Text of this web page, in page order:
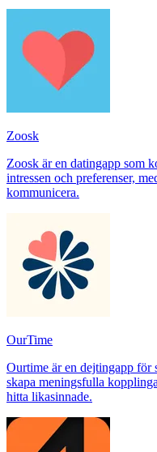
Zoosk
Zoosk är en datingapp som
intressen och preferenser,
kommunicera.
OurTime
Ourtime är en dejtingapp för
skapa meningsfulla
hitta likasinnade.